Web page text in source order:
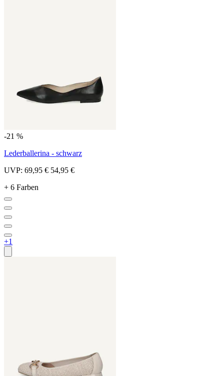
-21 %
Lederballerina - schwarz
UVP: 69,95 € 54,95 €
+ 6 Farben
+1